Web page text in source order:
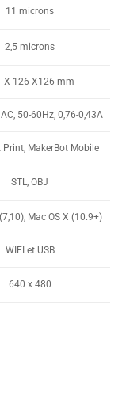
11 microns
2,5 microns
X 126 X126 mm
50-60Hz, 0,76-0,43A
Print, MakerBot Mobile
STL, OBJ
Mac OS X (10.9+)
WIFI et USB
640 x 480